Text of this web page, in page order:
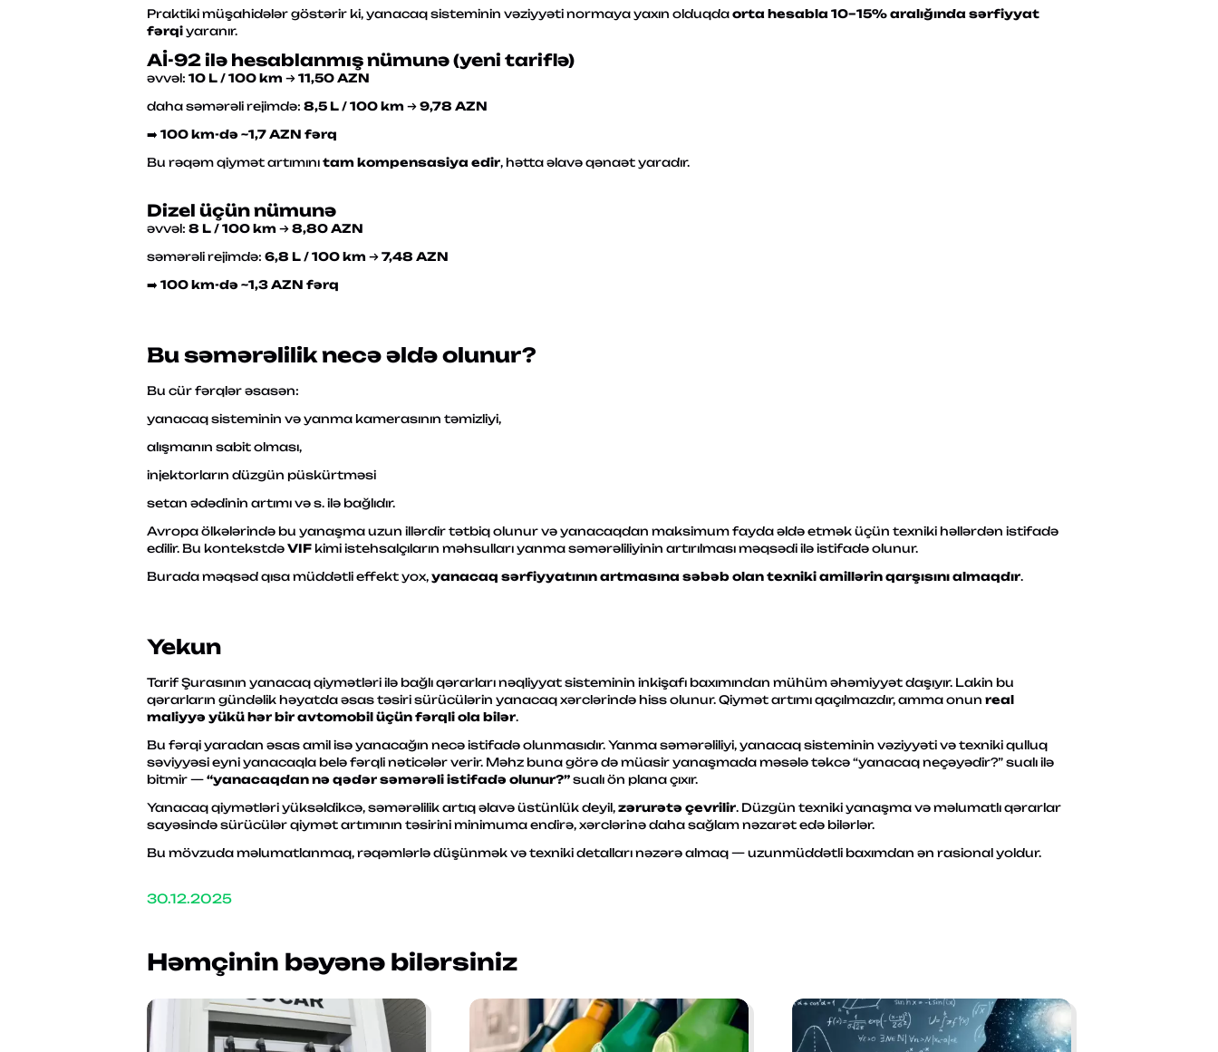
Praktiki müşahidələr göstərir ki, yanacaq sisteminin vəziyyəti normaya yaxın olduqdaorta hesabla 10–15% aralığında sərfiyyat
fərqiyaranır.
Aİ-92 ilə hesablanmış nümunə (yeni tariflə)
əvvəl: 10 L / 100 km →11,50 AZN
daha səmərəli rejimdə: 8,5 L / 100 km →9,78 AZN
➡️ 100 km-də ~1,7 AZN fərq
Bu rəqəm qiymət artımınıtam kompensasiya edir, hətta əlavə qənaət yaradır.
Dizel üçün nümunə
əvvəl: 8 L / 100 km →8,80 AZN
səmərəli rejimdə: 6,8 L / 100 km →7,48 AZN
➡️ 100 km-də ~1,3 AZN fərq
Bu səmərəlilik necə əldə olunur?
Bu cür fərqlər əsasən:
yanacaq sisteminin və yanma kamerasının təmizliyi,
alışmanın sabit olması,
injektorların düzgün püskürtməsi
setan ədədinin artımı və s. ilə bağlıdır.
Avropa ölkələrində bu yanaşma uzun illərdir tətbiq olunur və yanacaqdan maksimum fayda əldə etmək üçün texniki həllərdən istifadə
edilir. Bu kontekstdəVIFkimi istehsalçıların məhsulları yanma səmərəliliyinin artırılması məqsədi ilə istifadə olunur.
Burada məqsəd qısa müddətli effekt yox,yanacaq sərfiyyatının artmasına səbəb olan texniki amillərin qarşısını almaqdır.
Yekun
Tarif Şurasının yanacaq qiymətləri ilə bağlı qərarları nəqliyyat sisteminin inkişafı baxımından mühüm əhəmiyyət daşıyır. Lakin bu
qərarların gündəlik həyatda əsas təsiri sürücülərin yanacaq xərclərində hiss olunur. Qiymət artımı qaçılmazdır, amma onun real
maliyyə yükü hər bir avtomobil üçün fərqli ola bilər.
Bu fərqi yaradan əsas amil isə yanacağın necə istifadə olunmasıdır. Yanma səmərəliliyi, yanacaq sisteminin vəziyyəti və texniki qulluq
səviyyəsi eyni yanacaqla belə fərqli nəticələr verir. Məhz buna görə də müasir yanaşmada məsələ təkcə “yanacaq neçəyədir?” sualı ilə
bitmir —“yanacaqdan nə qədər səmərəli istifadə olunur?”sualı ön plana çıxır.
Yanacaq qiymətləri yüksəldikcə, səmərəlilik artıq əlavə üstünlük deyil,zərurətə çevrilir. Düzgün texniki yanaşma və məlumatlı qərarlar
sayəsində sürücülər qiymət artımının təsirini minimuma endirə, xərclərinə daha sağlam nəzarət edə bilərlər.
Bu mövzuda məlumatlanmaq, rəqəmlərlə düşünmək və texniki detalları nəzərə almaq — uzunmüddətli baxımdan ən rasional yoldur.
30.12.2025
Həmçinin bəyənə bilərsiniz